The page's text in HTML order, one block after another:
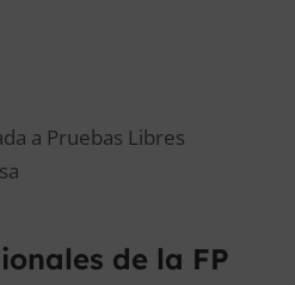
a Pruebas Libres
de la FP